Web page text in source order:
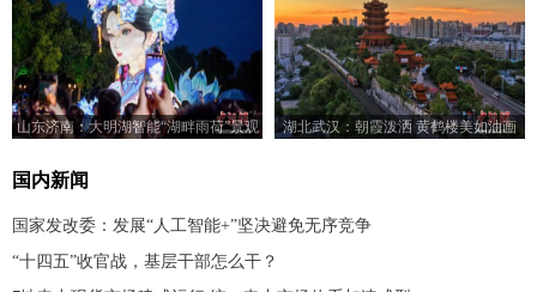
山东济南：大明湖智能“湖畔雨荷”景观
湖北武汉：朝霞泼洒 黄鹤楼美如油画
国内新闻
国家发改委：发展“人工智能+”坚决避免无序竞争
“十四五”收官战，基层干部怎么干？